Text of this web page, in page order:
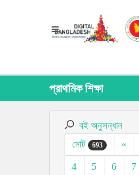
প্রাথমিক শিক্ষা
বই অনুসন্ধান
মোট
693 «
4
5 6 7